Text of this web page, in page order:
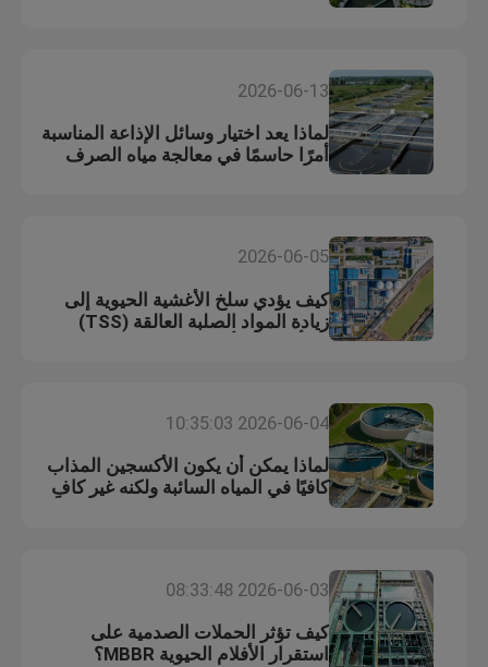
2026-06-13
لماذا يعد اختيار وسائل الإذاعة المناسبة
أمرًا حاسمًا في معالجة مياه الصرف
الصحي البلدية؟
2026-06-05
كيف يؤدي سلخ الأغشية الحيوية إلى
زيادة المواد الصلبة العالقة (TSS)
والتأثير على أداء جهاز التنقية؟
2026-06-04 10:35:03
لماذا يمكن أن يكون الأكسجين المذاب
كافيًا في المياه السائبة ولكنه غير كافٍ
داخل الأغشية الحيوية؟
2026-06-03 08:33:48
كيف تؤثر الحملات الصدمية على
استقرار الأفلام الحيوية MBBR؟